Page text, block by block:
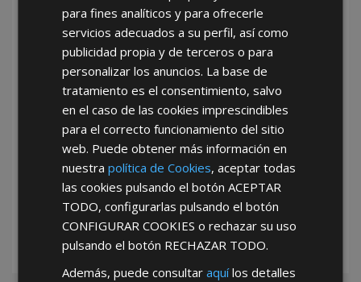
He leído y acepto la Política de Privacidad
*Abstenerse particulares, sólo venta a tiendas y empresas minoristas y
para fines analíticos y para ofrecerle
servicios adecuados a su perfil, así como
publicidad propia y de terceros o para
personalizar los anuncios. La base de
tratamiento es el consentimiento, salvo
en el caso de las cookies imprescindibles
para el correcto funcionamiento del sitio
web. Puede obtener más información en
nuestrapolítica de Cookies, aceptar todas
las cookies pulsando el botónACEPTAR
TODO, configurarlas pulsando el botón
CONFIGURAR COOKIES o rechazar su uso
pulsando el botón RECHAZAR TODO.
Además, puede consultaraquílos detalles